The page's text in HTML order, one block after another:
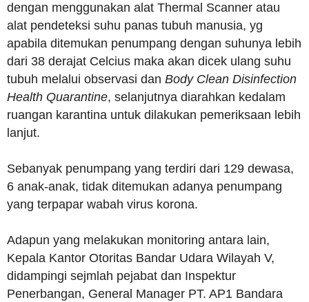
dengan menggunakan alat Thermal Scanner atau
alat pendeteksi suhu panas tubuh manusia, yg
apabila ditemukan penumpang dengan suhunya lebih
dari 38 derajat Celcius maka akan dicek ulang suhu
tubuh melalui observasi dan Body Clean Disinfection
Health Quarantine, selanjutnya diarahkan kedalam
ruangan karantina untuk dilakukan pemeriksaan lebih
lanjut.
Sebanyak penumpang yang terdiri dari 129 dewasa,
6 anak-anak, tidak ditemukan adanya penumpang
yang terpapar wabah virus korona.
Adapun yang melakukan monitoring antara lain,
Kepala Kantor Otoritas Bandar Udara Wilayah V,
didampingi sejmlah pejabat dan Inspektur
Penerbangan, General Manager PT. AP1 Bandara